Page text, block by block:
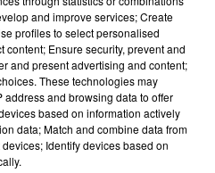
pour la
Saint-Sauveur
pour animer
à la rentrée.
and improve services; Create
profiles to select personalised
content; Ensure security, prevent and
and present advertising and content;
These technologies may
and browsing data to offer
based on information actively
data; Match and combine data from
Identify devices based on